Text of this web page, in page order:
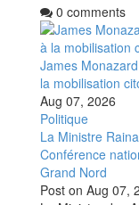
0 comments
James
la mobilisation
Aug 07, 2026
Politique
La Ministre
Conférence
Grand Nord
Post on Aug 07,